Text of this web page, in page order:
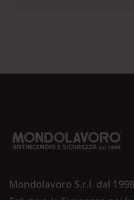
Mondolavoro S.r.l. dal